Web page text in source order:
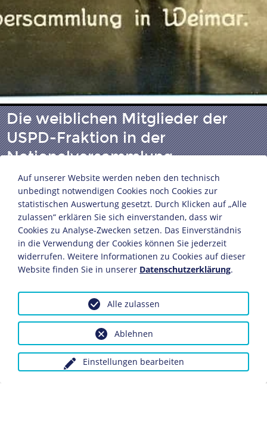
Die weiblichen Mitglieder der
USPD-Fraktion in der
Nationalversammlung
Deutsches Reich, 1919
Postkarte
14 x 8,5 cm
Bildnachweis: Deutsches Historisches Museum,
Berlin
Inv.-Nr.: F 59/2019
Luise Zietz, Lore Agnes und Anna Hübler zogen nach der
Wahl am 19. Januar 1919 in die Nationalversammlung
ein. Zu dieser Wahl war es Frauen in Deutschland zum
ersten Mal möglich, zu wählen und gewählt zu werden.
Dieses Objekt ist eingebunden in folgende LeMO-Seite:
Auf unserer Website werden neben den technisch
unbedingt notwendigen Cookies noch Cookies zur
statistischen Auswertung gesetzt. Durch Klicken auf „Alle
zulassen“ erklären Sie sich einverstanden, dass wir
Cookies zu Analyse-Zwecken setzen. Das Einverständnis
in die Verwendung der Cookies können Sie jederzeit
widerrufen. Weitere Informationen zu Cookies auf dieser
Website finden Sie in unserer Datenschutzerklärung.
Einstellungen bearbeiten
Ablehnen
Alle zulassen